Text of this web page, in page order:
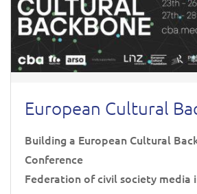
European Cultural
Building a European Cultural
Conference
Federation of civil society media